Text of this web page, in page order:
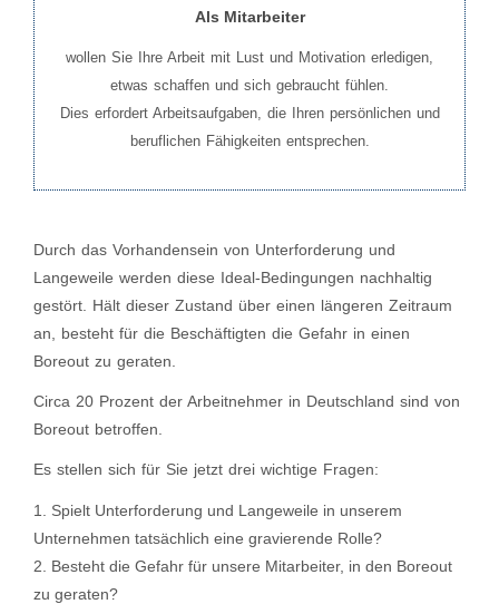
Als Mitarbeiter
wollen Sie Ihre Arbeit mit Lust und Motivation erledigen,
etwas schaffen und sich gebraucht fühlen.
Dies erfordert Arbeitsaufgaben, die Ihren persönlichen und
beruflichen Fähigkeiten entsprechen.
Durch das Vorhandensein von Unterforderung und
Langeweile werden diese Ideal-Bedingungen nachhaltig
gestört. Hält dieser Zustand über einen längeren Zeitraum
an, besteht für die Beschäftigten die Gefahr in einen
Boreout zu geraten.
Circa 20 Prozent der Arbeitnehmer in Deutschland sind von
Boreout betroffen.
Es stellen sich für Sie jetzt drei wichtige Fragen:
Spielt Unterforderung und Langeweile in unserem
Unternehmen tatsächlich eine gravierende Rolle?
Besteht die Gefahr für unsere Mitarbeiter, in den Boreout
zu geraten?